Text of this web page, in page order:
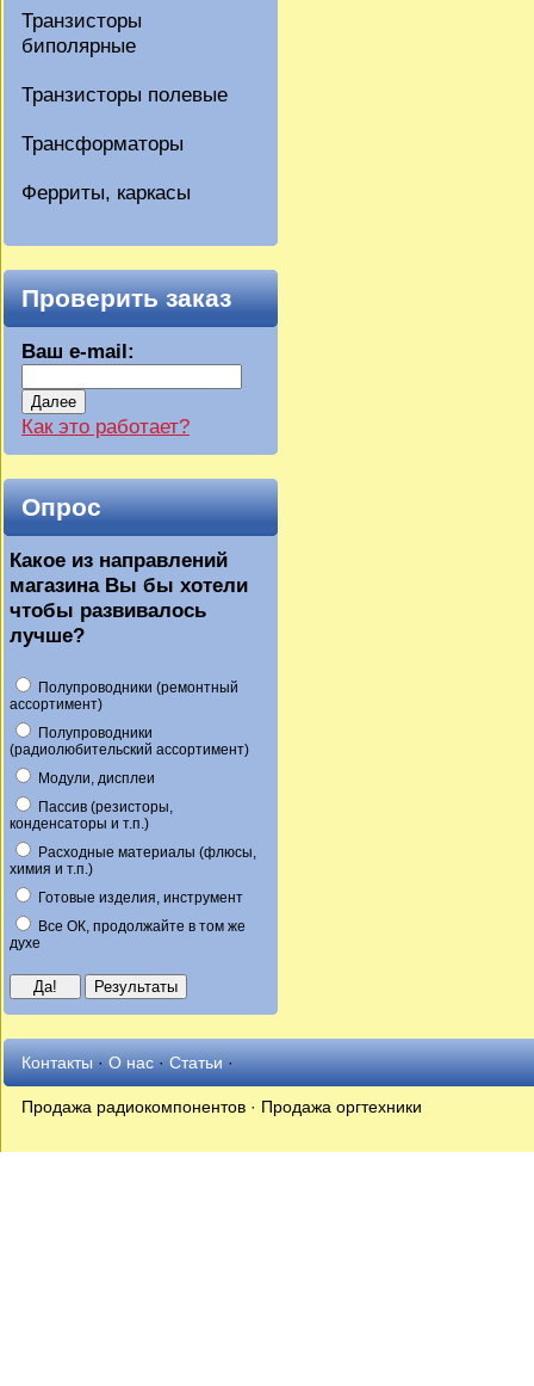
Транзисторы
биполярные
Транзисторы полевые
Трансформаторы
Ферриты, каркасы
Проверить заказ
Ваш e-mail:
Далее
Как это работает?
Опрос
Какое из направлений
магазина Вы бы хотели
чтобы развивалось
лучше?
Полупроводники (ремонтный
ассортимент)
Полупроводники
(радиолюбительский ассортимент)
Модули, дисплеи
Пассив (резисторы,
конденсаторы и т.п.)
Расходные материалы (флюсы,
химия и т.п.)
Готовые изделия, инструмент
Все ОК, продолжайте в том же
духе
Контакты·О нас·Статьи·
Продажа радиокомпонентов · Продажа оргтехники